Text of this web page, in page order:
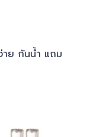
าย กันน้ำ แถม